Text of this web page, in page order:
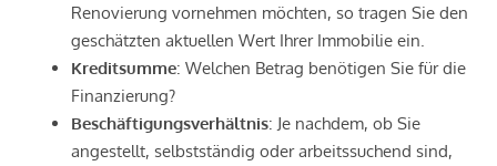
Renovierung vornehmen möchten, so tragen Sie den
geschätzten aktuellen Wert Ihrer Immobilie ein.
Kreditsumme: Welchen Betrag benötigen Sie für die
Finanzierung?
Beschäftigungsverhältnis: Je nachdem, ob Sie
angestellt, selbstständig oder arbeitssuchend sind,